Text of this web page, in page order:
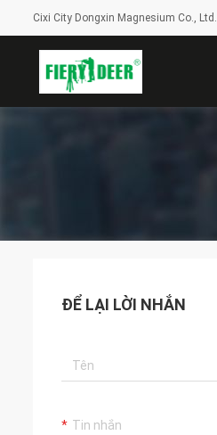
Cixi City Dongxin Magnesium Co., Ltd.
ĐỂ LẠI LỜI NHẮN